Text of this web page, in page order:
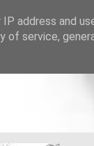
address and
of service,